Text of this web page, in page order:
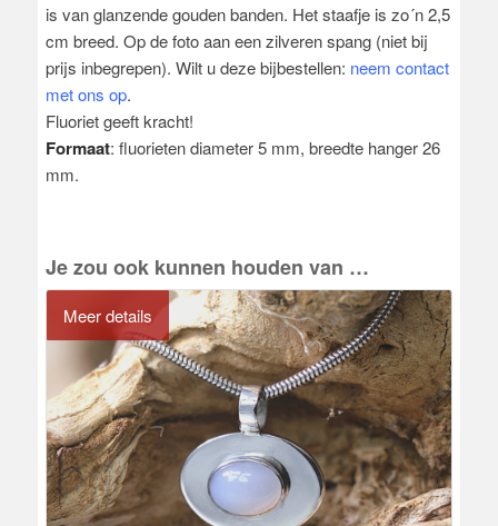
is van glanzende gouden banden. Het staafje is zo´n 2,5
cm breed. Op de foto aan een zilveren spang (niet bij
prijs inbegrepen). Wilt u deze bijbestellen: neem contact
met ons op.
Fluoriet geeft kracht!
Formaat: fluorieten diameter 5 mm, breedte hanger 26
mm.
Je zou ook kunnen houden van …
Meer details